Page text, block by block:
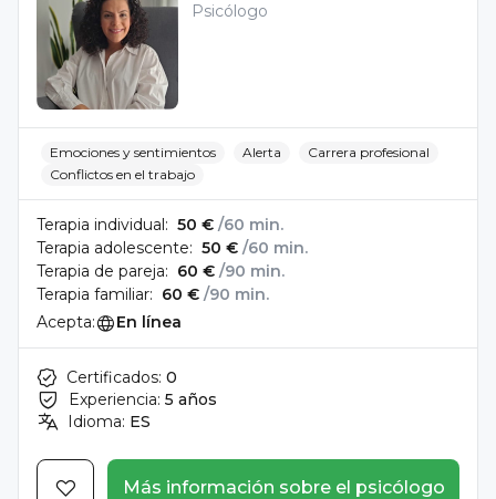
Psicólogo
Emociones y sentimientos Alerta
Carrera profesional
Conflictos en el trabajo
Terapia individual: 50 € /60 min.
Terapia adolescente: 50 € /60 min.
Terapia de pareja: 60 € /90 min.
Terapia familiar: 60 € /90 min.
Acepta:
En línea
Certificados: 0
Experiencia: 5 años
Idioma: ES
Más información sobre el psicólogo